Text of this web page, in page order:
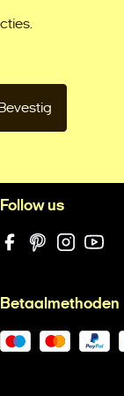
Follow us
Facebook
PinterestInstagram
Betaalmethoden